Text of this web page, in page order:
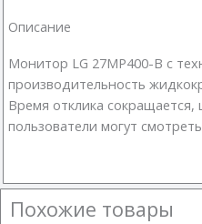
Описание
Монитор LG 27MP400-B с
производительность
Время отклика сокращается,
пользователи могут
Похожие товары